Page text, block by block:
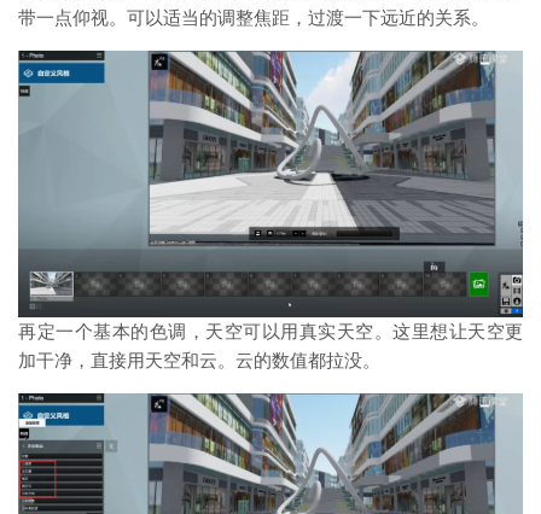
带一点仰视。可以适当的调整焦距，过渡一下远近的关系。
再定一个基本的色调，天空可以用真实天空。这里想让天空更
加干净，直接用天空和云。云的数值都拉没。